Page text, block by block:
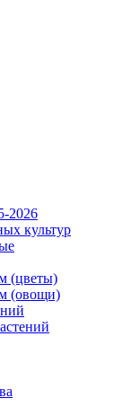
2026
культур
(цветы)
(овощи)